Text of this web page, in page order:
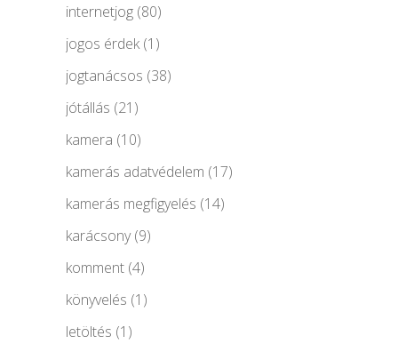
internetjog (80)
jogos érdek(1)
jogtanácsos (38)
jótállás (21)
kamera (10)
kamerás adatvédelem (17)
kamerás megfigyelés (14)
karácsony(9)
komment (4)
könyvelés (1)
letöltés (1)